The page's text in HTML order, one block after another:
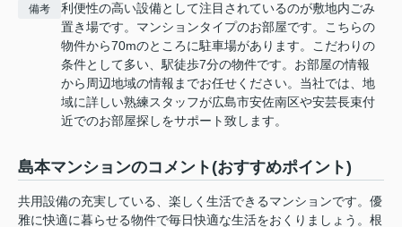
備考
利便性の高い設備として注目されているのが敷地内ごみ
置き場です。マンションタイプのお部屋です。こちらの
物件から70mのところに駐車場があります。こだわりの
条件として多い、駅徒歩7分の物件です。お部屋の情報
から周辺地域の情報までお任せください。当社では、地
域に詳しい熟練スタッフが広島市安佐南区や安芸長束付
近でのお部屋探しをサポート致します。
島本マンションのコメント(おすすめポイント)
共用設備の充実している、楽しく生活できるマンションです。優
雅に快適に暮らせる物件で毎日快適な生活をおくりましょう。根